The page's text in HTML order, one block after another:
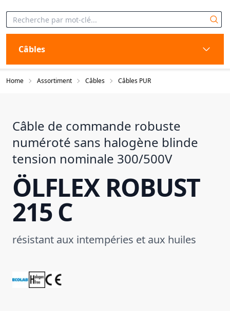
Câbles
Home Assortiment Câbles Câbles PUR
Câble de commande robuste
numéroté sans halogène blinde
tension nominale 300/500V
ÖLFLEX ROBUST
215 C
résistant aux intempéries et aux huiles